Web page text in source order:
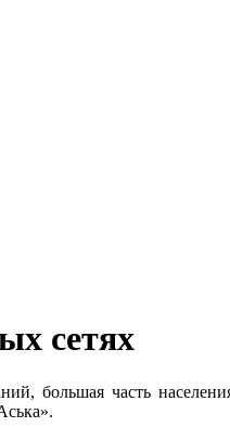
сетях
большая часть